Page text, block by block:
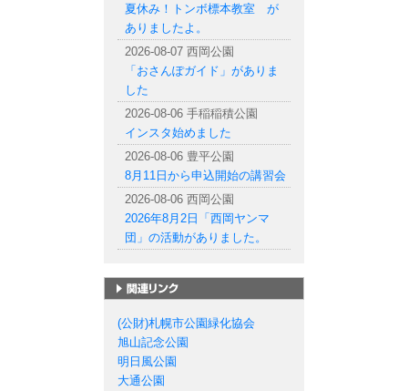
夏休み！トンボ標本教室 が
ありましたよ。
2026-08-07 西岡公園
「おさんぽガイド」がありま
した
2026-08-06 手稲稲積公園
インスタ始めました
2026-08-06 豊平公園
8月11日から申込開始の講習会
2026-08-06 西岡公園
2026年8月2日「西岡ヤンマ
団」の活動がありました。
(公財)札幌市公園緑化協会
旭山記念公園
明日風公園
大通公園